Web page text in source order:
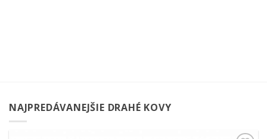
NAJPREDÁVANEJŠIE DRAHÉ KOVY